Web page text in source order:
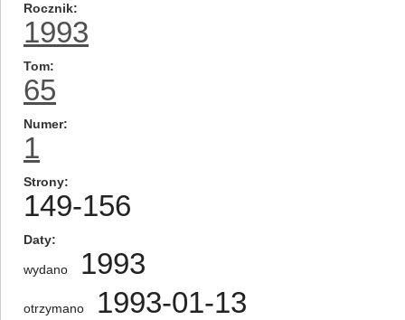
Rocznik
1993
Tom
65
Numer
1
Strony
149-156
Daty
wydano 1993
otrzymano 1993-01-13